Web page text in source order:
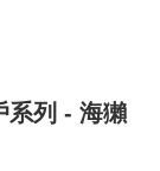
系列 - 海獺